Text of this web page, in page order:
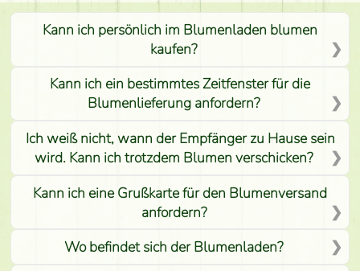
Kann ich persönlich im Blumenladen blumen
kaufen?
Kann ich ein bestimmtes Zeitfenster für die
Blumenlieferung anfordern?
Ich weiß nicht, wann der Empfänger zu Hause sein
wird. Kann ich trotzdem Blumen verschicken?
Kann ich eine Grußkarte für den Blumenversand
anfordern?
Wo befindet sich der Blumenladen?